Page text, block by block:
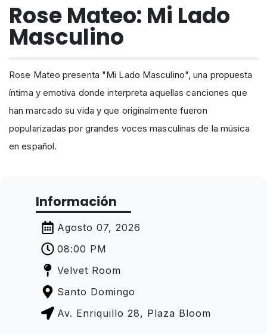
Rose Mateo: Mi Lado
Masculino
Rose Mateo presenta "Mi Lado Masculino", una propuesta
íntima y emotiva donde interpreta aquellas canciones que
han marcado su vida y que originalmente fueron
popularizadas por grandes voces masculinas de la música
en español.
Información
Agosto 07, 2026
08:00 PM
Velvet Room
Santo Domingo
Av. Enriquillo 28, Plaza Bloom